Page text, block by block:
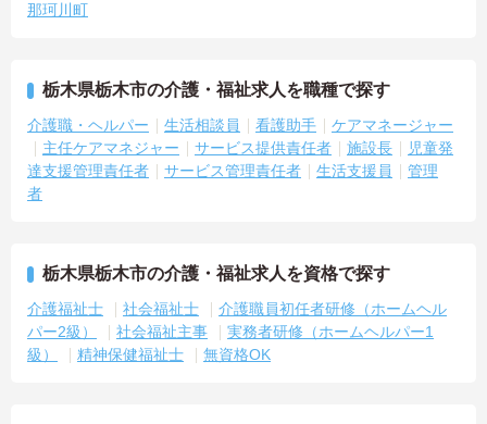
那珂川町
栃木県栃木市の介護・福祉求人を職種で探す
介護職・ヘルパー 生活相談員 看護助手
ケアマネージャー
主任ケアマネジャー
サービス提供責任者 施設長
児童発
達支援管理責任者
サービス管理責任者 生活支援員
管理
者
栃木県栃木市の介護・福祉求人を資格で探す
介護福祉士 社会福祉士
介護職員初任者研修（ホームヘル
パー2級）
社会福祉主事
実務者研修（ホームヘルパー1
級）
精神保健福祉士 無資格OK